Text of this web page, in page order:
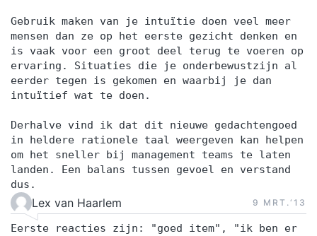
Gebruik maken van je intuïtie doen veel meer
mensen dan ze op het eerste gezicht denken en
is vaak voor een groot deel terug te voeren op
ervaring. Situaties die je onderbewustzijn al
eerder tegen is gekomen en waarbij je dan
intuïtief wat te doen.
Derhalve vind ik dat dit nieuwe gedachtengoed
in heldere rationele taal weergeven kan helpen
om het sneller bij management teams te laten
landen. Een balans tussen gevoel en verstand
dus.
Lex van Haarlem 9 MRT.‘13
Eerste reacties zijn: "goed item", "ik ben er